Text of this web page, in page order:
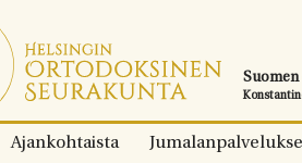
Ajankohtaista